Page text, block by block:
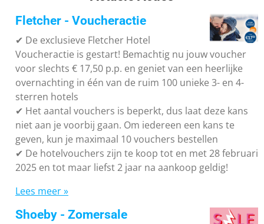
Fletcher - Voucheractie
✔ De exclusieve Fletcher Hotel
Voucheractie is gestart! Bemachtig nu jouw voucher
voor slechts € 17,50 p.p. en geniet van een heerlijke
overnachting in één van de ruim 100 unieke 3- en 4-
sterren hotels
✔ Het aantal vouchers is beperkt, dus laat deze kans
niet aan je voorbij gaan. Om iedereen een kans te
geven, kun je maximaal 10 vouchers bestellen
✔ De hotelvouchers zijn te koop tot en met 28 februari
2025 en tot maar liefst 2 jaar na aankoop geldig!
Lees meer »
Shoeby - Zomersale